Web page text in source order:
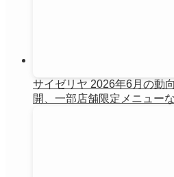
サイゼリヤ 2026年6月の動
開、一部店舗限定メニューな